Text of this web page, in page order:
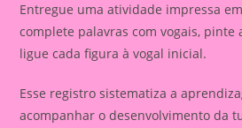
Entregue uma atividade impressa
complete palavras com vogais, pinte
ligue cada figura à vogal inicial.
Esse registro sistematiza a
acompanhar o desenvolvimento da